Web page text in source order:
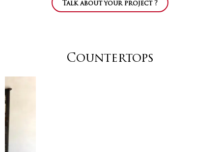
Talk about your project ?
Countertops